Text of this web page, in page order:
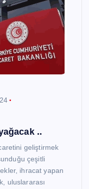
..
geliştirmek
çeşitli
ihracat yapan
uluslararası